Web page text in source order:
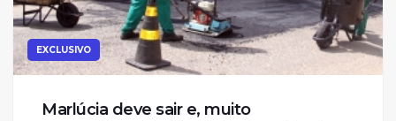
EXCLUSIVO
Marlúcia deve sair e, muito